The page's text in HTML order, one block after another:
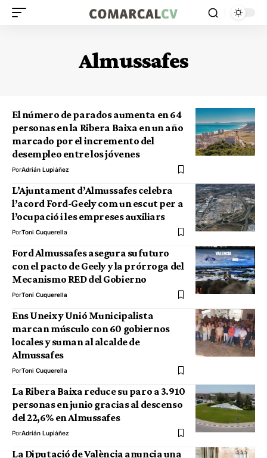
Almussafes
El número de parados aumenta en 64
personas en la Ribera Baixa en un año
marcado por el incremento del
desempleo entre los jóvenes
PorAdrián Lupiáñez
L’Ajuntament d’Almussafes celebra
l’acord Ford-Geely com un escut per a
l’ocupació i les empreses auxiliars
PorToni Cuquerella
Ford Almussafes asegura su futuro
con el pacto de Geely y la prórroga del
Mecanismo RED del Gobierno
PorToni Cuquerella
Ens Uneix y Unió Municipalista
marcan músculo con 60 gobiernos
locales y suman al alcalde de
Almussafes
PorToni Cuquerella
La Ribera Baixa reduce su paro a 3.910
personas en junio gracias al descenso
del 22,6% en Almussafes
PorAdrián Lupiáñez
La Diputació de València anuncia una